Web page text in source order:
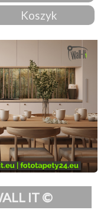
Koszyk
IT ©